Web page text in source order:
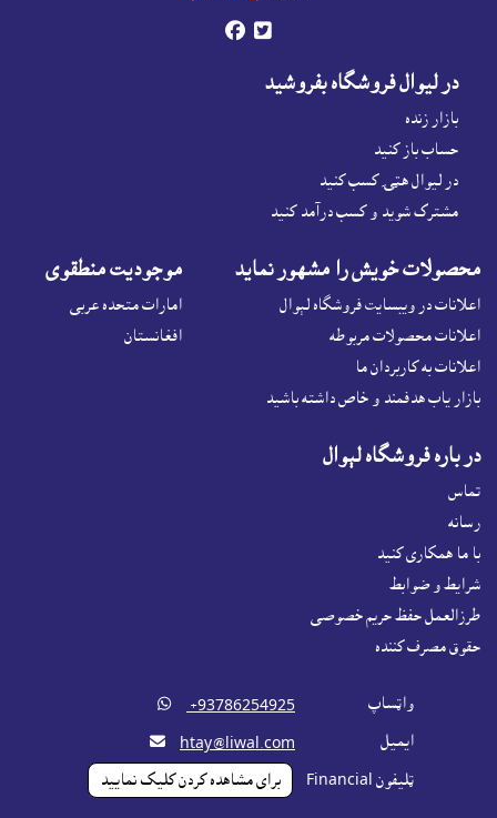
 
در ليوال فروشگاه بفروشيد
بازار زنده
حساب باز کنيد
در لیوال هټۍ کسب کنید
مشترک شوید و کسب درآمد کنید
محصولات خويش را مشهور نمايد
اعلانات در ويبسايت فروشگاه لېوال
اعلانات محصولات مربوطه
اعلانات به کاربردان ما
بازار ياب هدفمند و خاص داشته باشيد
موجوديت منطقوى
امارات متحده عربی
افغانستان
در باره فروشگاه لېوال
تماس
رسانه
با ما همکاری کنید
شرايط و ضوابط
طرزالعمل حفظ حریم خصوصی
حقوق مصرف کننده
واټساپ ‎ +93786254925

ايميل htay@liwal.com

ټليفون Financial براى مشاهده کردن کليک نماييد